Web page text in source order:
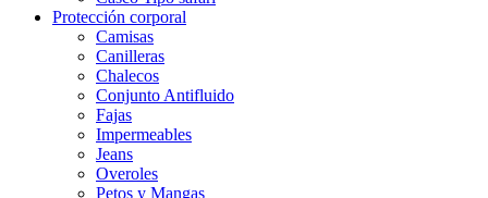
Protección corporal
Camisas
Canilleras
Chalecos
Conjunto Antifluido
Fajas
Impermeables
Jeans
Overoles
Petos y Mangas